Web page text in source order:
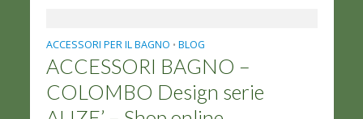
ACCESSORI PER IL BAGNO • BLOG
ACCESSORI BAGNO –
COLOMBO Design serie